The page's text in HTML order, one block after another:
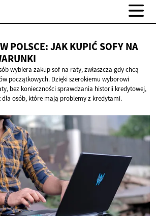
POLSCE: JAK KUPIĆ SOFY NA
wybiera zakup sof na raty, zwłaszcza gdy chcą
początkowych. Dzięki szerokiemu wyborowi
bez konieczności sprawdzania historii kredytowej,
dla osób, które mają problemy z kredytami.